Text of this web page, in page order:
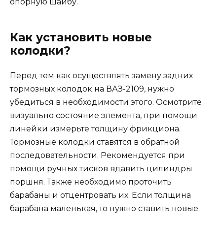
Как установить новые
колодки?
Перед тем как осуществлять замену задних
тормозных колодок на ВАЗ-2109, нужно
убедиться в необходимости этого. Осмотрите
визуально состояние элемента, при помощи
линейки измерьте толщину фрикциона.
Тормозные колодки ставятся в обратной
последовательности. Рекомендуется при
помощи ручных тисков вдавить цилиндры
поршня. Также необходимо проточить
барабаны и отцентровать их. Если толщина
барабана маленькая, то нужно ставить новые.